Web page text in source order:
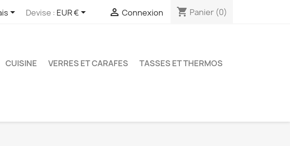
 Devise : EUR €  Connexion shopping_cart Panier (0)
CUISINE VERRES ET CARAFES
TASSES ET THERMOS